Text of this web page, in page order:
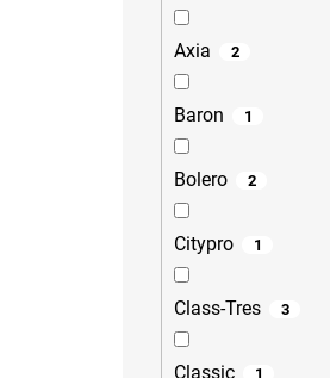
Axia 2
Baron 1
Bolero 2
Citypro 1
Class-Tres 3
Classic 1